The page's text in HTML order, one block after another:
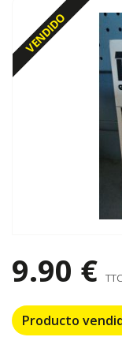
VENDIDO
9.90 € TTC
Producto